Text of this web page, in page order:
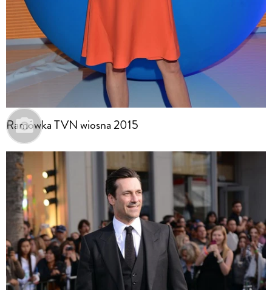
Ramówka TVN wiosna 2015